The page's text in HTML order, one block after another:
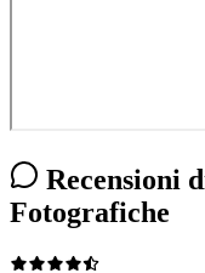
Recensioni
Fotografiche